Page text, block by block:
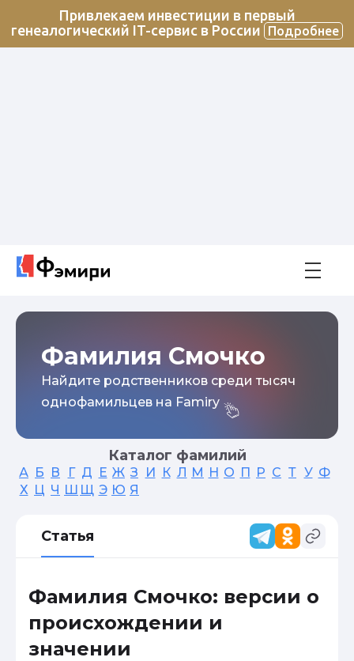
Привлекаем инвестиции в первый
генеалогический IT-сервис в России
Подробнее
Фамилия Смочко
Найдите родственников среди тысяч
однофамильцев на Famiry
Каталог фамилий
А Б В Г Д Е Ж З И К Л М Н О П Р С Т У Ф
Х Ц Ч Ш Щ Э Ю Я
Статья
Фамилия Смочко: версии о
происхождении и
значении